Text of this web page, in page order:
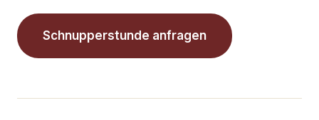
Schnupperstunde anfragen